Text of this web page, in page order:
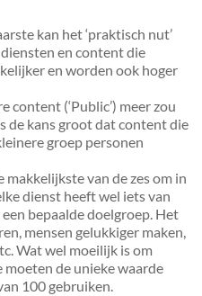
kan het ‘praktisch nut’
en content die
en worden ook hoger
content (‘Public’) meer zou
de kans groot dat content die
groep personen
van de zes om in
dienst heeft wel iets van
bepaalde doelgroep. Het
mensen gelukkiger maken,
Wat wel moeilijk is om
de unieke waarde
100 gebruiken.